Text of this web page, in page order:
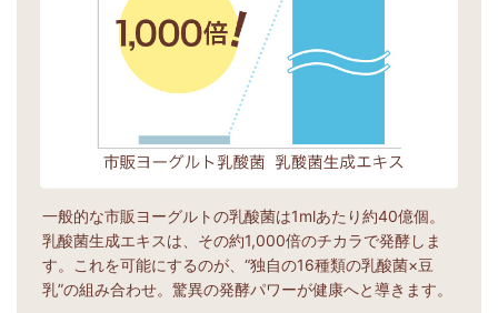
一般的な市販ヨーグルトの乳酸菌は1mlあたり約40億個。
乳酸菌生成エキスは、その約1,000倍のチカラで発酵しま
す。これを可能にするのが、“独自の16種類の乳酸菌×豆
乳”の組み合わせ。驚異の発酵パワーが健康へと導きます。